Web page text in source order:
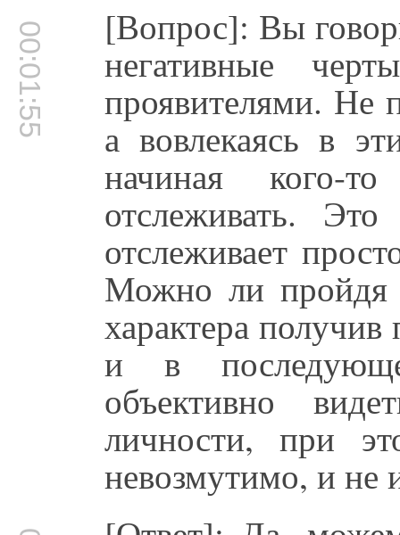
00:01:55 [Вопрос]: Вы
негативные
проявителями. Не
а вовлекаясь в
начиная кого-
отслеживать.
отслеживает
Можно ли пройдя
характера
и в
объективно
личности, при
невозмутимо, и не